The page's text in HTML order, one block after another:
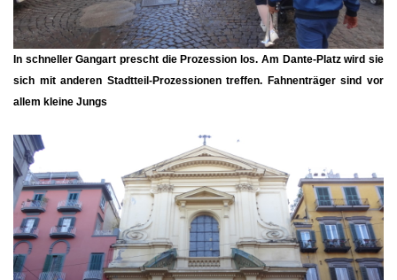
In schneller Gangart prescht die Prozession los. Am Dante-Platz wird sie
sich mit anderen Stadtteil-Prozessionen treffen. Fahnenträger sind vor
allem kleine Jungs